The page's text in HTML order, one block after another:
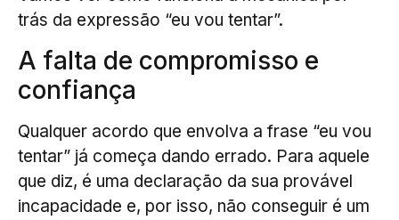
trás da expressão “eu vou tentar”.
A falta de compromisso e
confiança
Qualquer acordo que envolva a frase “eu vou
tentar” já começa dando errado. Para aquele
que diz, é uma declaração da sua provável
incapacidade e, por isso, não conseguir é um